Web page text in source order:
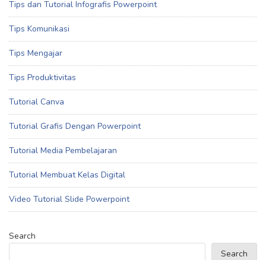
Tips dan Tutorial Infografis Powerpoint
Tips Komunikasi
Tips Mengajar
Tips Produktivitas
Tutorial Canva
Tutorial Grafis Dengan Powerpoint
Tutorial Media Pembelajaran
Tutorial Membuat Kelas Digital
Video Tutorial Slide Powerpoint
Search
Search